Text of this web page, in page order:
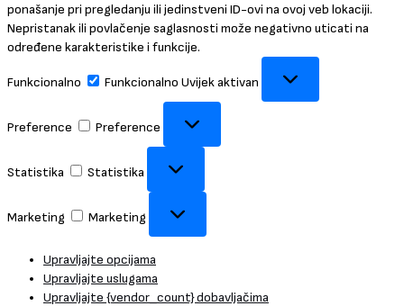
ponašanje pri pregledanju ili jedinstveni ID-ovi na ovoj veb lokaciji.
Nepristanak ili povlačenje saglasnosti može negativno uticati na
određene karakteristike i funkcije.
Funkcionalno Funkcionalno Uvijek aktivan
Preference Preference
Statistika Statistika
Marketing Marketing
Upravljajte opcijama
Upravljajte uslugama
Upravljajte {vendor_count} dobavljačima